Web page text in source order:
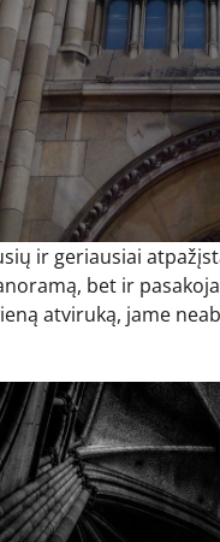
ir geriausiai
bet ir
atviruką, jame